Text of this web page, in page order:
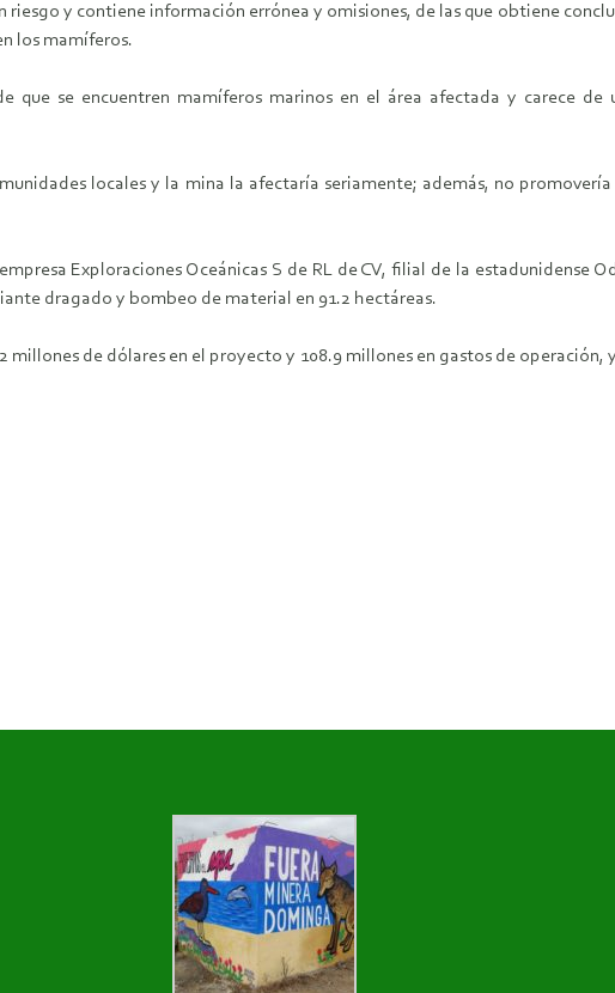
riesgo y contiene información errónea y omisiones, de las que obtiene
los mamíferos.
se encuentren mamíferos marinos en el área afectada y carece de
locales y la mina la afectaría seriamente; además, no
Exploraciones Oceánicas S de RL de CV, filial de la estadunidense
dragado y bombeo de material en 91.2 hectáreas.
de dólares en el proyecto y 108.9 millones en gastos de operación,